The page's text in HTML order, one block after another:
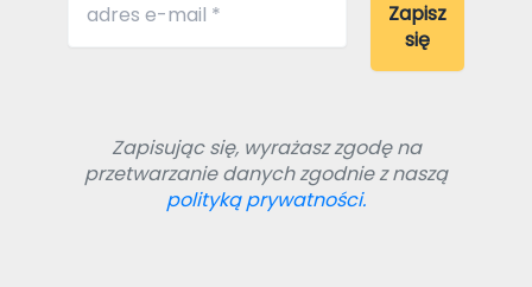
Zapisując się, wyrażasz zgodę na
przetwarzanie danych zgodnie z naszą
polityką prywatności.